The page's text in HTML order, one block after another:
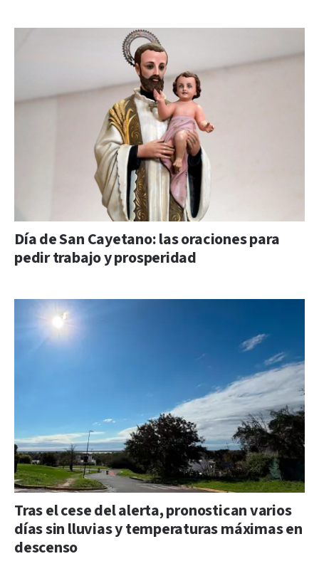
Día de San Cayetano: las oraciones para
pedir trabajo y prosperidad
Tras el cese del alerta, pronostican varios
días sin lluvias y temperaturas máximas en
descenso